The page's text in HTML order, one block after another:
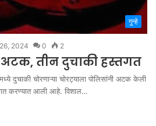
गुन्हे
2024 0 2
अटक, तीन दुचाकी हस्तगत
दुचाकी चोरणाऱ्या चोरट्याला पोलिसांनी अटक केली
करण्यात आली आहे. विशाल…